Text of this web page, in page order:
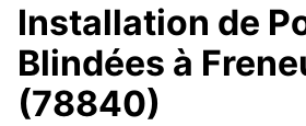
Installation de
Blindées à
(78840)